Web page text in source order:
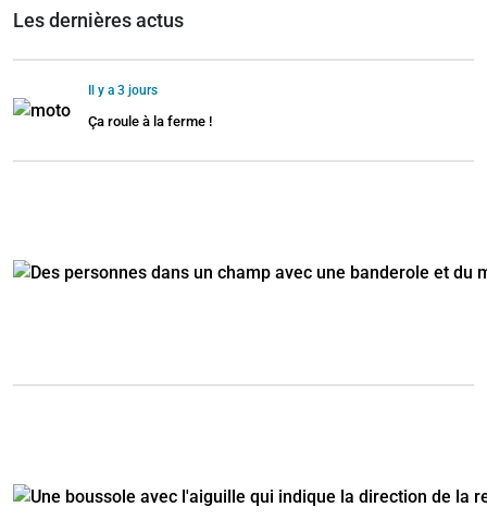
Les dernières actus
Il y a 3 jours
Ça roule à la ferme !